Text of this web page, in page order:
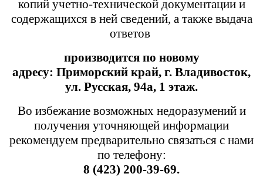
копий учетно-технической документации и
содержащихся в ней сведений, а также выдача
ответов
производится по новому
адресу: Приморский край, г. Владивосток,
ул. Русская, 94а, 1 этаж.
Во избежание возможных недоразумений и
получения уточняющей информации
рекомендуем предварительно связаться с нами
по телефону:
8 (423) 200-39-69.